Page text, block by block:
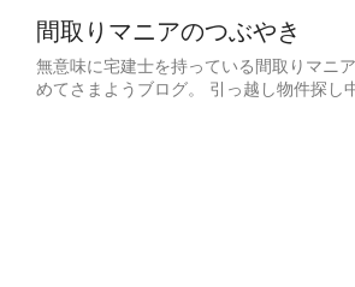
間取りマニアのつぶやき
無意味に宅建士を持っている間取りマニ
めてさまようブログ。 引っ越し物件探し